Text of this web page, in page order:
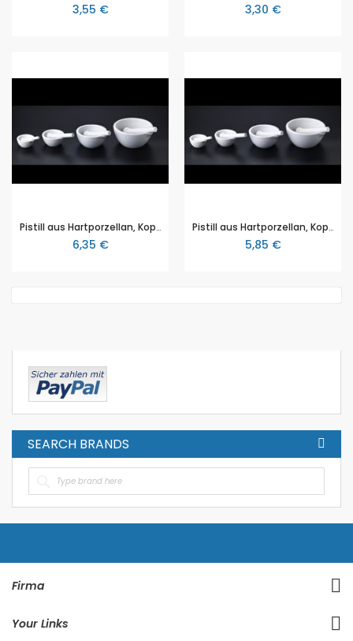
3,55 € 3,30 €
Pistill aus Hartporzellan, Kopf -Ø: 36mm (passend für 3300010022)
6,35 €
Pistill aus Hartporzellan, Kopf -Ø: 42mm (passend für 3300010023)
5,85 €
SEARCH BRANDS
Firma
Your Links